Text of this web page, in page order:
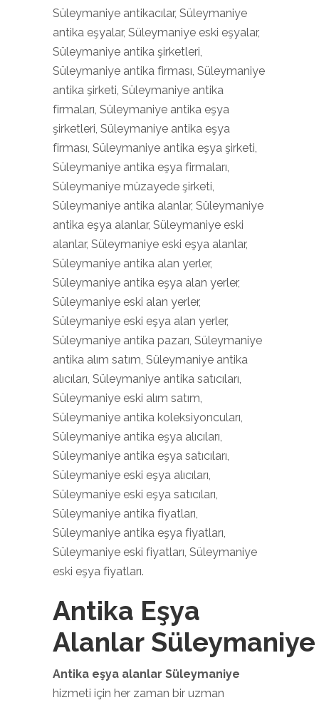
Süleymaniye antikacılar, Süleymaniye
antika eşyalar, Süleymaniye eski eşyalar,
Süleymaniye antika şirketleri,
Süleymaniye antika firması, Süleymaniye
antika şirketi, Süleymaniye antika
firmaları, Süleymaniye antika eşya
şirketleri, Süleymaniye antika eşya
firması, Süleymaniye antika eşya şirketi,
Süleymaniye antika eşya firmaları,
Süleymaniye müzayede şirketi,
Süleymaniye antika alanlar, Süleymaniye
antika eşya alanlar, Süleymaniye eski
alanlar, Süleymaniye eski eşya alanlar,
Süleymaniye antika alan yerler,
Süleymaniye antika eşya alan yerler,
Süleymaniye eski alan yerler,
Süleymaniye eski eşya alan yerler,
Süleymaniye antika pazarı, Süleymaniye
antika alım satım, Süleymaniye antika
alıcıları, Süleymaniye antika satıcıları,
Süleymaniye eski alım satım,
Süleymaniye antika koleksiyoncuları,
Süleymaniye antika eşya alıcıları,
Süleymaniye antika eşya satıcıları,
Süleymaniye eski eşya alıcıları,
Süleymaniye eski eşya satıcıları,
Süleymaniye antika fiyatları,
Süleymaniye antika eşya fiyatları,
Süleymaniye eski fiyatları, Süleymaniye
eski eşya fiyatları.
Antika Eşya
Alanlar Süleymaniye
Antika eşya alanlar Süleymaniye
hizmeti için her zaman bir uzman